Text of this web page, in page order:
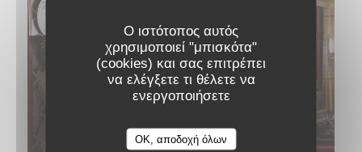
Ο ιστότοπος αυτός
χρησιμοποιεί "μπισκότα"
(cookies) και σας επιτρέπει
να ελέγξετε τι θέλετε να
ενεργοποιήσετε
OK, αποδοχή όλων